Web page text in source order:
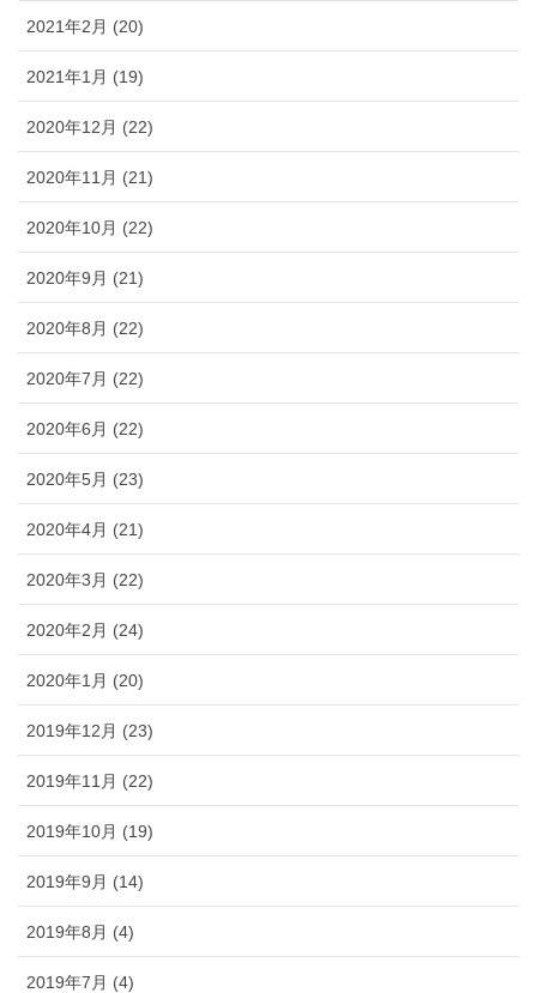
2021年2月 (20)
2021年1月 (19)
2020年12月 (22)
2020年11月 (21)
2020年10月 (22)
2020年9月 (21)
2020年8月 (22)
2020年7月 (22)
2020年6月 (22)
2020年5月 (23)
2020年4月 (21)
2020年3月 (22)
2020年2月 (24)
2020年1月 (20)
2019年12月 (23)
2019年11月 (22)
2019年10月 (19)
2019年9月 (14)
2019年8月 (4)
2019年7月 (4)